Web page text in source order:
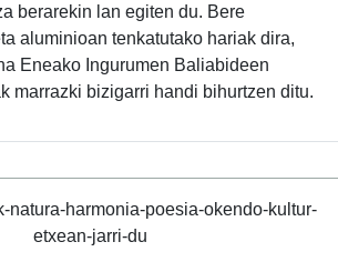
berarekin lan egiten du. Bere
aluminioan tenkatutako hariak dira,
Eneako Ingurumen Baliabideen
marrazki bizigarri handi bihurtzen ditu.